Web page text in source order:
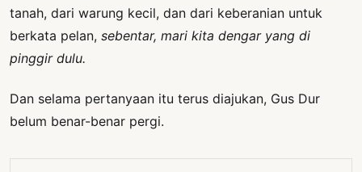
tanah, dari warung kecil, dan dari keberanian untuk
berkata pelan, sebentar, mari kita dengar yang di
pinggir dulu.
Dan selama pertanyaan itu terus diajukan, Gus Dur
belum benar-benar pergi.